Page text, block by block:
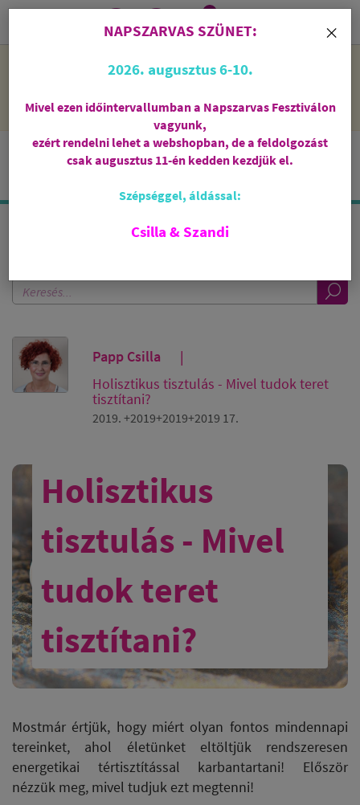
NAPSZARVAS SZÜNET: 2026. augusztus 6-10 - rendelni lehet
feldolgozni őket.
i
0
KERESÉS A BLOGBAN
Papp Csilla
Holisztikus tisztulás - Mivel tudok teret
tisztítani?
2019. +2019+2019+2019 17.
Holisztikus
tisztulás - Mivel
tudok teret
tisztítani?
Mostmár értjük, hogy miért olyan fontos mindennapi
tereinket, ahol életünket eltöltjük rendszeresen
energetikai tértisztítással karbantartani! Először
nézzük meg, mivel tudjuk ezt megtenni!
×
NAPSZARVAS SZÜNET:
2026. augusztus 6-10.
Mivel ezen időintervallumban a Napszarvas Fesztiválon
vagyunk,
ezért rendelni lehet a webshopban, de a feldolgozást
csak augusztus 11-én kedden kezdjük el.
Szépséggel, áldással:
Csilla & Szandi